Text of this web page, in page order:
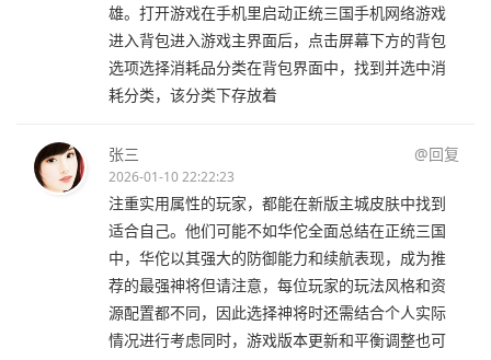
雄。打开游戏在手机里启动正统三国手机网络游戏
进入背包进入游戏主界面后，点击屏幕下方的背包
选项选择消耗品分类在背包界面中，找到并选中消
耗分类，该分类下存放着
张三 @回复
2026-01-10 22:22:23
注重实用属性的玩家，都能在新版主城皮肤中找到
适合自己。他们可能不如华佗全面总结在正统三国
中，华佗以其强大的防御能力和续航表现，成为推
荐的最强神将但请注意，每位玩家的玩法风格和资
源配置都不同，因此选择神将时还需结合个人实际
情况进行考虑同时，游戏版本更新和平衡调整也可